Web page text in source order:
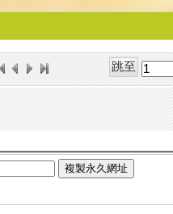
複製永久網址